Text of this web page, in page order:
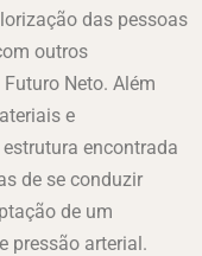
das pessoas
outros
Neto. Além
e
encontrada
de se conduzir
de um
pressão arterial.